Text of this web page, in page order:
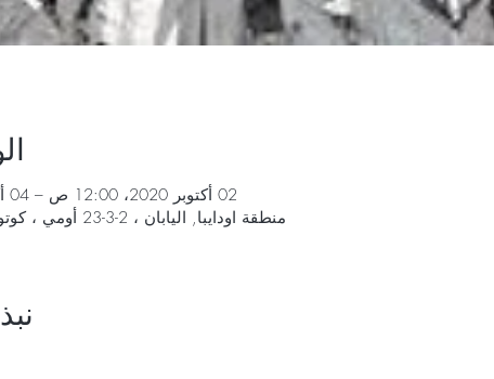
02 أكتوبر 2020، 12:00 ص – 04 أكتوبر 2020، 12:00 ص
منطقة اودايبا, اليابان ، 2-3-23 أومي ، كوتو-كو ، طوكيو 135-0064